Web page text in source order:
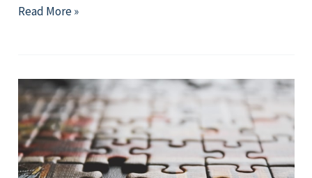
掌
管
理，
成
為
時
Read More »